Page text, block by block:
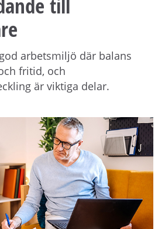
i
l
l
n
n
e
h
å
l
l
e
till
arbetsmiljö där balans
fritid, och
är viktiga delar.